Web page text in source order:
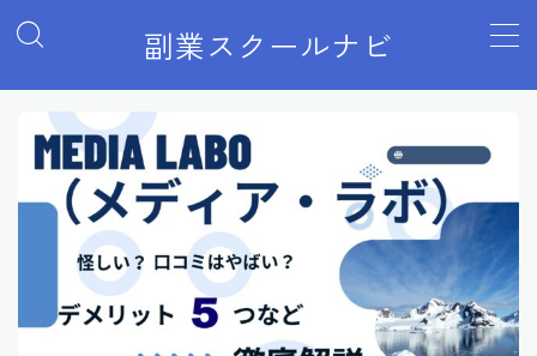
副業スクールナビ
MENU
Webマーケティング
アフィリエイトブログ・Webライティング
プログラミング・Web制作